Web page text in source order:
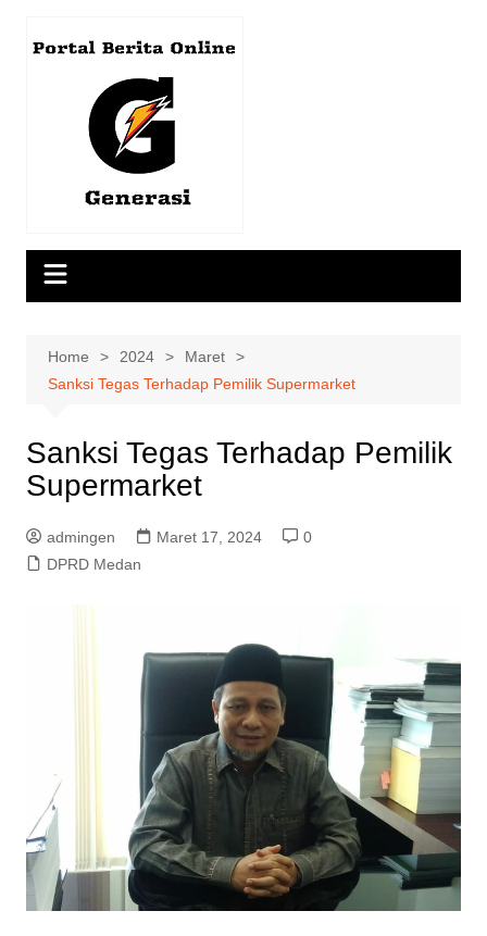
Home 2024
Maret
Sanksi Tegas Terhadap Pemilik Supermarket
Sanksi Tegas Terhadap Pemilik
Supermarket
admingen Maret 17, 2024
0
DPRD Medan